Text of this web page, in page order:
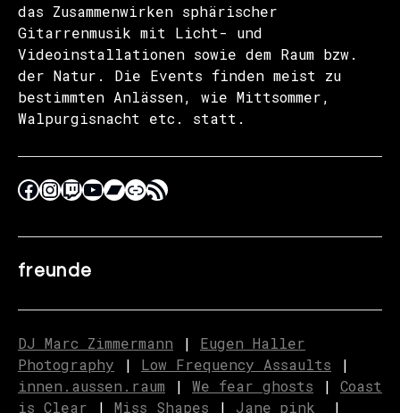
das Zusammenwirken sphärischer
Gitarrenmusik mit Licht- und
Videoinstallationen sowie dem Raum bzw.
der Natur. Die Events finden meist zu
bestimmten Anlässen, wie Mittsommer,
Walpurgisnacht etc. statt.
freunde
DJ Marc Zimmermann | Eugen Haller
Photography | Low Frequency Assaults |
innen.aussen.raum | We fear ghosts | Coast
is Clear | Miss Shapes | Jane_pink_ |